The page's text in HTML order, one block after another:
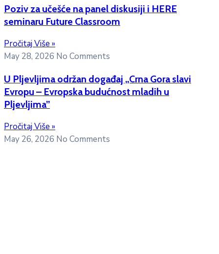
Poziv za učešće na panel diskusiji i HERE
seminaru Future Classroom
Pročitaj Više »
May 28, 2026 No Comments
U Pljevljima održan događaj „Crna Gora slavi
Evropu – Evropska budućnost mladih u
Pljevljima”
Pročitaj Više »
May 26, 2026 No Comments